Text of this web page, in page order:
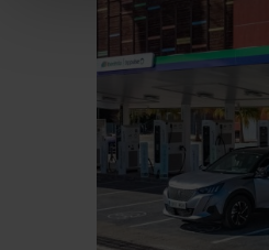
personales y establezca sus
Puede cambiar o retirar su
la Declaración de cookies.
Las cookies de este sitio web
y los anuncios, ofrecer
tráfico. Además, compartimos
sitio web con nuestros
análisis web, quienes pueden